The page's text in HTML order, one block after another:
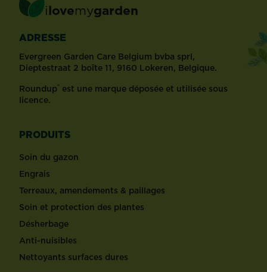
ilovemygarden
ADRESSE
Evergreen Garden Care Belgium bvba sprl,
Dieptestraat 2 boîte 11, 9160 Lokeren, Belgique.
Roundup® est une marque déposée et utilisée sous
licence.
PRODUITS
Soin du gazon
Engrais
Terreaux, amendements & paillages
Soin et protection des plantes
Désherbage
Anti-nuisibles
Nettoyants surfaces dures